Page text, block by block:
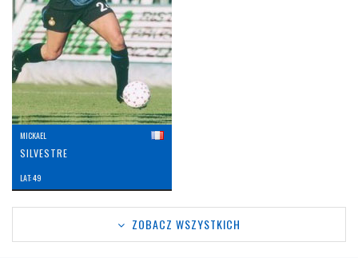
MICKAEL
SILVESTRE
LAT: 49
ZOBACZ WSZYSTKICH